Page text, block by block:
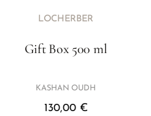
LOCHERBER
Gift Box 500 ml
KASHAN OUDH
130,00 €